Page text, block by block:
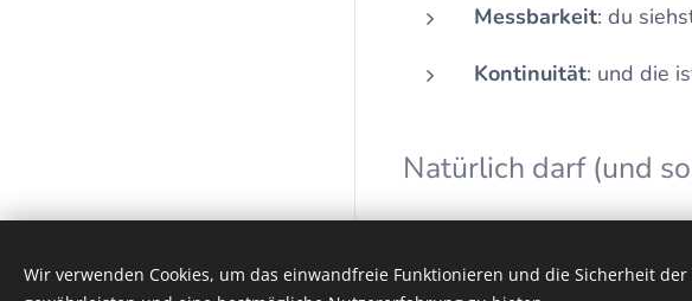
Messbarkeit: du
Kontinuität: und die
Natürlich darf (und
Unterstützt vonWebnode
Wir verwenden Cookies, um das einwandfreie Funktionieren und die Sicherheit der